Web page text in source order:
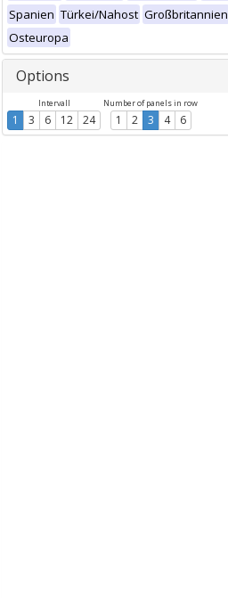
Spanien Türkei/Nahost Großbritannien
Osteuropa
Options
Intervall
1 3 6 12 24
Number of panels in row
1 2 3 4 6